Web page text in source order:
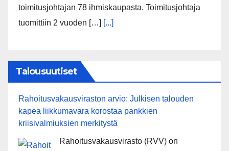
toimitusjohtajan 78 ihmiskaupasta. Toimitusjohtaja
tuomittiin 2 vuoden […] [...]
Talousuutiset
Rahoitusvakausviraston arvio: Julkisen talouden
kapea liikkumavara korostaa pankkien
kriisivalmiuksien merkitystä
Rahoitusvakausvirasto (RVV) on